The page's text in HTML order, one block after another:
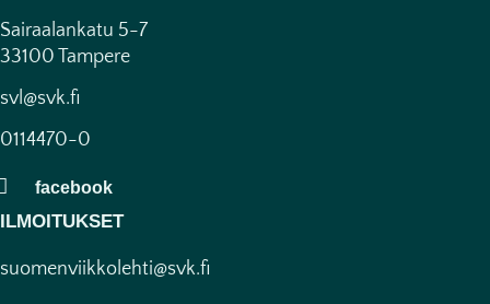
Sairaalankatu 5-7
33100 Tampere
svl@svk.fi
0114470-0
ILMOITUKSET
suomenviikkolehti@svk.fi